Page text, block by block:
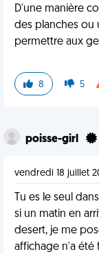
D'une manière
des planches ou
permettre aux
8 5
poisse-girl
vendredi 18 juillet
Tu es le seul
si un matin en
desert, je me
affichage n'a été